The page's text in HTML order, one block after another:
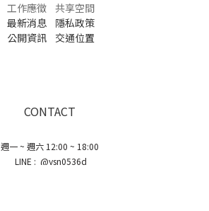
工作應徵 共享空間
最新消息
隱私政策
公開資訊
交通位置
CONTACT
週一 ~ 週六 12:00 ~ 18:00
LINE : @ysn0536d